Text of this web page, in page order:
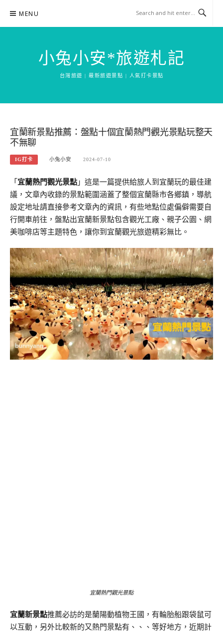
content
MENU
小兔小安*旅遊札記
台灣旅遊 | 最新旅遊景點 | 人氣打卡景點
宜蘭新景點推薦：盤點十個宜蘭熱門觀光景點玩整天
不無聊
IG打卡 小兔小安 2024-07-10
「 宜蘭熱門觀光景點 」這是一篇提供給旅人到宜蘭玩的最佳建
議，文章內收錄的景點範圍涵蓋了整個宜蘭縣市各鄉鎮，導航
設定地址請直接參考文章內的資訊，有些地點位處偏僻需要自
行開車前往，盤點出宜蘭新景點包含觀光工廠、親子公園、網
美咖啡店等主題特色，讓你到宜蘭觀光旅遊精彩無比。
宜蘭熱門觀光景點
宜蘭新景點推薦必訪的是蘭陽動植物王國，有輪胎船跟袋鼠可
以互動，另外比較新的又熱門景點有、、、等好地方，近期計